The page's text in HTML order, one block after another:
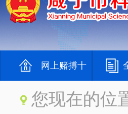
网上赌搏十
大网站 钱网
您现在的位